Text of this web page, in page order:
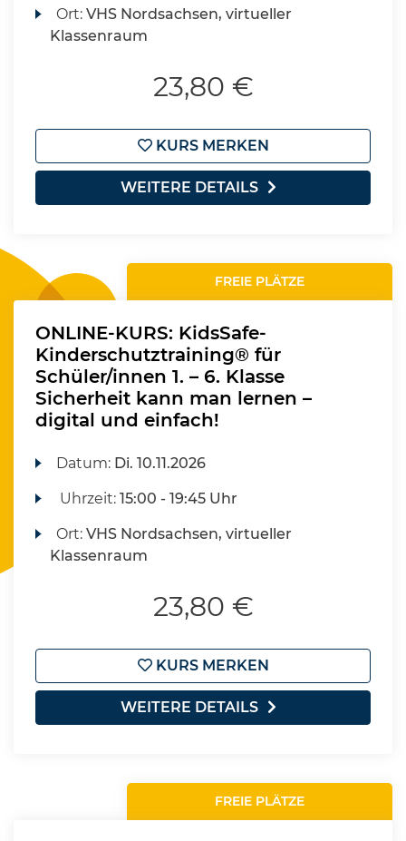
Ort:VHS Nordsachsen, virtueller
Klassenraum
23,80 €
KURS MERKEN
WEITERE DETAILS
FREIE PLÄTZE
ONLINE-KURS: KidsSafe-
Kinderschutztraining® für
Schüler/innen 1. – 6. Klasse
Sicherheit kann man lernen –
digital und einfach!
Datum: Di. 10.11.2026
Uhrzeit:15:00 - 19:45 Uhr
Ort:VHS Nordsachsen, virtueller
Klassenraum
23,80 €
KURS MERKEN
WEITERE DETAILS
FREIE PLÄTZE